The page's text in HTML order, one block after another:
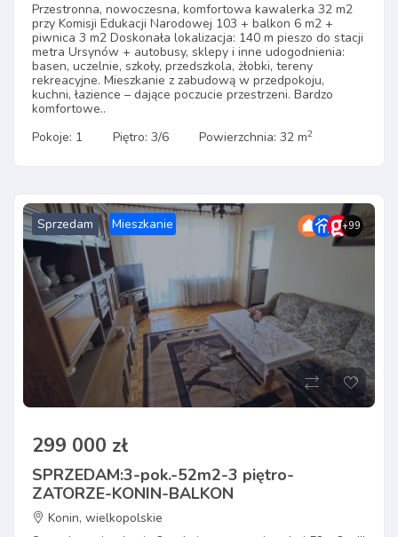
Przestronna, nowoczesna, komfortowa kawalerka 32 m2
przy Komisji Edukacji Narodowej 103 + balkon 6 m2 +
piwnica 3 m2 Doskonała lokalizacja: 140 m pieszo do stacji
metra Ursynów + autobusy, sklepy i inne udogodnienia:
basen, uczelnie, szkoły, przedszkola, żłobki, tereny
rekreacyjne. Mieszkanie z zabudową w przedpokoju,
kuchni, łazience – dające poczucie przestrzeni. Bardzo
komfortowe..
Pokoje: 1
Piętro: 3/6 Powierzchnia: 32 m2
Sprzedam Mieszkanie +99
299 000 zł
SPRZEDAM:3-pok.-52m2-3 piętro-
ZATORZE-KONIN-BALKON
Konin, wielkopolskie